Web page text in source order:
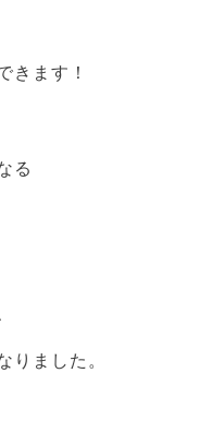
きます！
る
りました。